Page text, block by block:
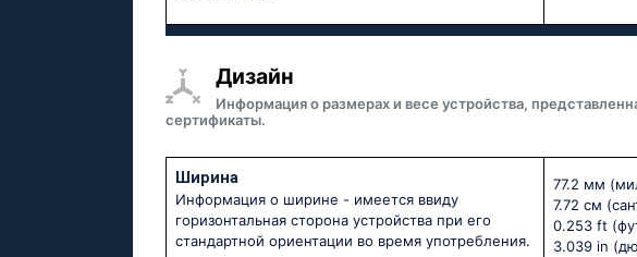
Дизайн
Информация о размерах и весе устройства,
сертификаты.
Ширина
Информация о ширине - имеется ввиду
горизонтальная сторона устройства при его
стандартной ориентации во время употребления.
77.2 мм
7.72 см
0.253 ft
3.039 in